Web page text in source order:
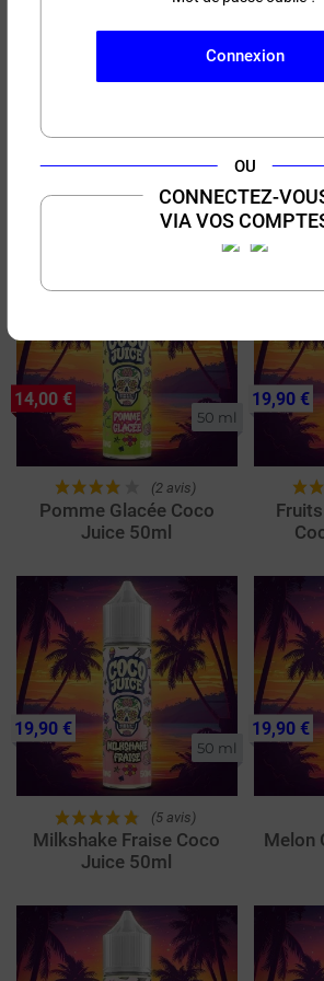
Connexion
OU
CONNECTEZ-
VIA VOS
50 ml
Juice 50ml
19,90 €
PRIX ROUGE
50 ml
(2 avis)
Pomme Glacée Coco
Juice 50ml
14,00 € 19,90 €
50 ml
(5 avis)
Milkshake Fraise Coco
Juice 50ml
19,90 €
Melon
19,90 €